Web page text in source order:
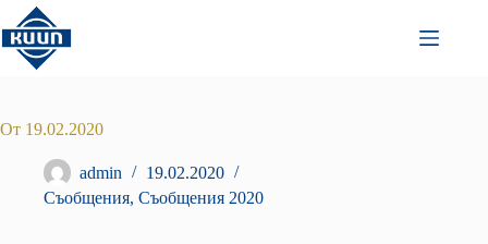
Преминаване
към
съдържанието
От 19.02.2020
admin
19.02.2020
Съобщения, Съобщения 2020